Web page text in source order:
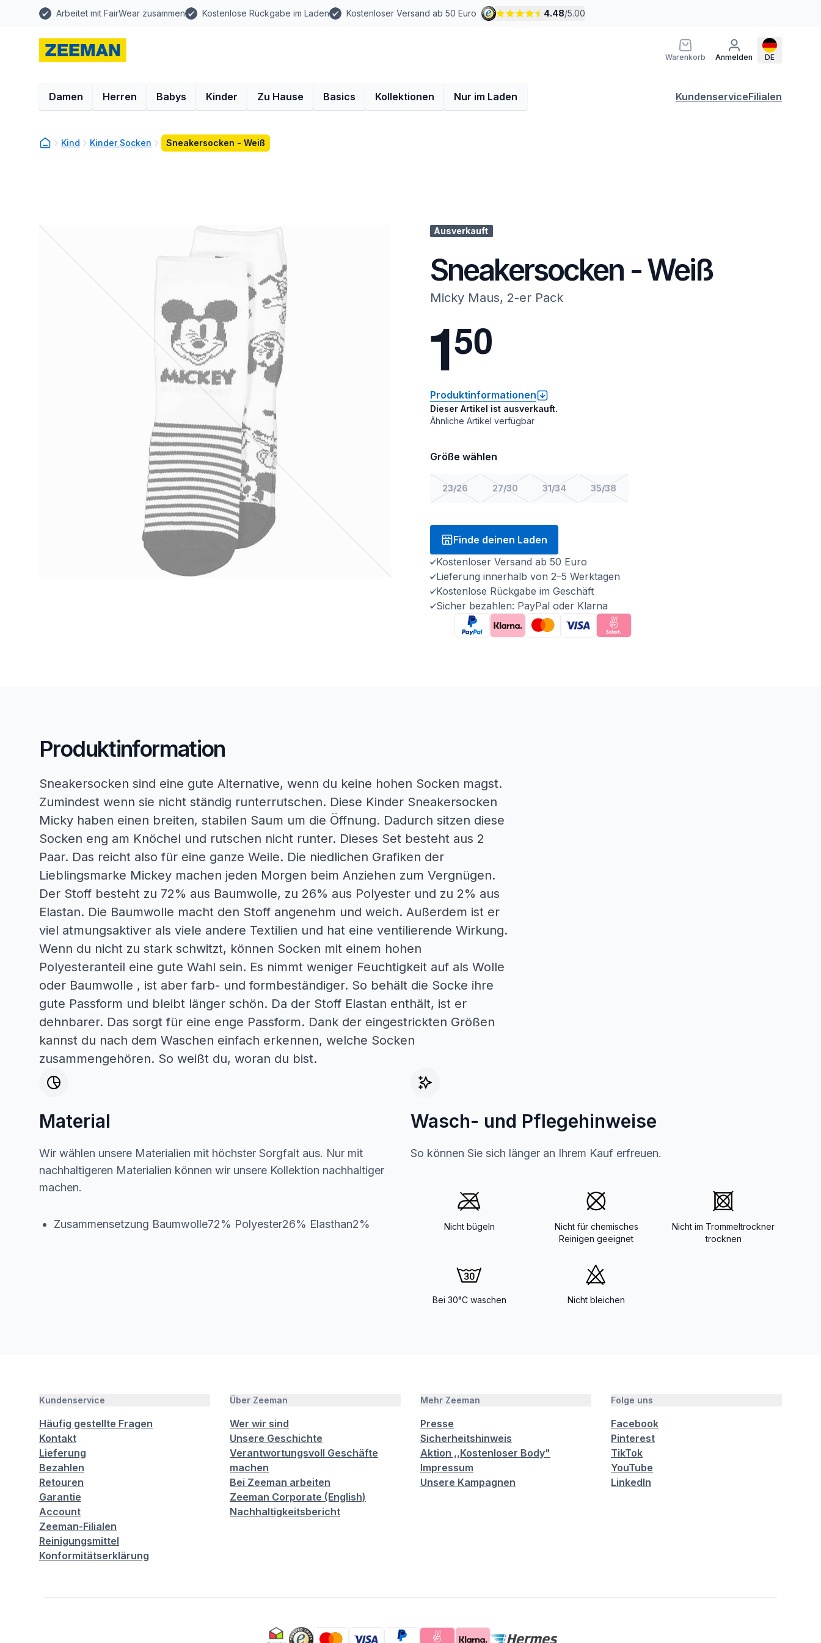
Arbeitet mit FairWear zusammen Kostenlose Rückgabe im Laden Kostenloser Versand ab 50 Euro 4.48/5.00
Warenkorb Anmelden DE
Damen Herren Babys Kinder Zu Hause Basics Kollektionen Nur im Laden KundenserviceFilialen
Kind Kinder Socken Sneakersocken - Weiß
Ausverkauft
Sneakersocken - Weiß
Micky Maus, 2-er Pack
150
Produktinformationen
Dieser Artikel ist ausverkauft.
Ähnliche Artikel verfügbar
Größe wählen
23/26 27/30 31/34 35/38
Finde deinen Laden
Kostenloser Versand ab 50 Euro
Lieferung innerhalb von 2–5 Werktagen
Kostenlose Rückgabe im Geschäft
Sicher bezahlen: PayPal oder Klarna
Produktinformation
Sneakersocken sind eine gute Alternative, wenn du keine hohen Socken magst.
Zumindest wenn sie nicht ständig runterrutschen. Diese Kinder Sneakersocken
Micky haben einen breiten, stabilen Saum um die Öffnung. Dadurch sitzen diese
Socken eng am Knöchel und rutschen nicht runter. Dieses Set besteht aus 2
Paar. Das reicht also für eine ganze Weile. Die niedlichen Grafiken der
Lieblingsmarke Mickey machen jeden Morgen beim Anziehen zum Vergnügen.
Der Stoff besteht zu 72% aus Baumwolle, zu 26% aus Polyester und zu 2% aus
Elastan. Die Baumwolle macht den Stoff angenehm und weich. Außerdem ist er
viel atmungsaktiver als viele andere Textilien und hat eine ventilierende Wirkung.
Wenn du nicht zu stark schwitzt, können Socken mit einem hohen
Polyesteranteil eine gute Wahl sein. Es nimmt weniger Feuchtigkeit auf als Wolle
oder Baumwolle , ist aber farb- und formbeständiger. So behält die Socke ihre
gute Passform und bleibt länger schön. Da der Stoff Elastan enthält, ist er
dehnbarer. Das sorgt für eine enge Passform. Dank der eingestrickten Größen
kannst du nach dem Waschen einfach erkennen, welche Socken
zusammengehören. So weißt du, woran du bist.
Material
Wir wählen unsere Materialien mit höchster Sorgfalt aus. Nur mit
nachhaltigeren Materialien können wir unsere Kollektion nachhaltiger
machen.
Zusammensetzung Baumwolle72% Polyester26% Elasthan2%
Wasch- und Pflegehinweise
So können Sie sich länger an Ihrem Kauf erfreuen.
Nicht bügeln
Nicht für chemisches
Reinigen geeignet
Nicht im Trommeltrockner
trocknen
Bei 30°C waschen Nicht bleichen
Kundenservice
Häufig gestellte Fragen
Kontakt
Lieferung
Bezahlen
Retouren
Garantie
Account
Zeeman-Filialen
Reinigungsmittel
Konformitätserklärung
Über Zeeman
Wer wir sind
Unsere Geschichte
Verantwortungsvoll Geschäfte
machen
Bei Zeeman arbeiten
Zeeman Corporate (English)
Nachhaltigkeitsbericht
Mehr Zeeman
Presse
Sicherheitshinweis
Aktion ,,Kostenloser Body"
Impressum
Unsere Kampagnen
Folge uns
Facebook
Pinterest
TikTok
YouTube
LinkedIn